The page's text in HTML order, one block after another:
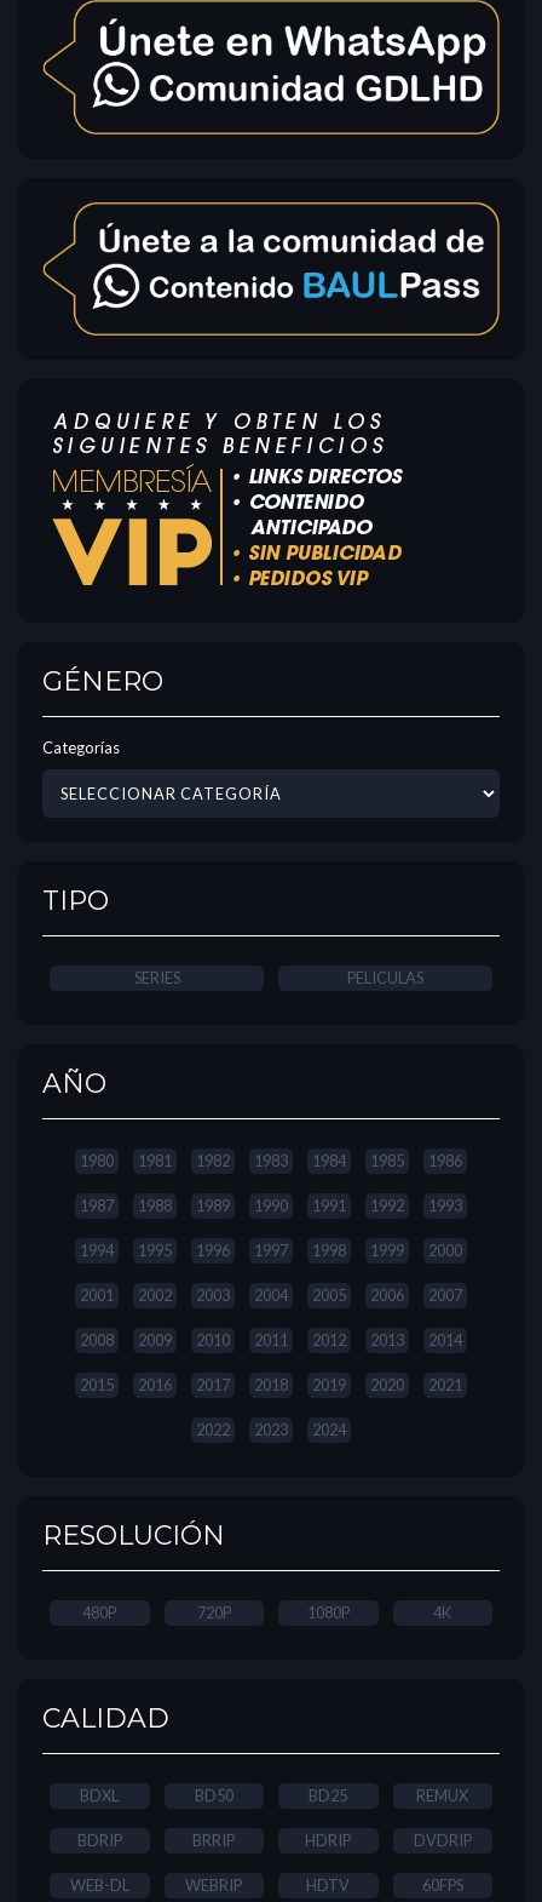
GÉNERO
Categorías
TIPO
SERIES PELICULAS
AÑO
1980 1981 1982 1983 1984 1985 1986
1987 1988 1989 1990 1991 1992 1993
1994 1995 1996 1997 1998 1999 2000
2001 2002 2003 2004 2005 2006 2007
2008 2009 2010 2011 2012 2013 2014
2015 2016 2017 2018 2019 2020 2021
2022 2023 2024
RESOLUCIÓN
480P 720P 1080P 4K
CALIDAD
BDXL BD50 BD25 REMUX
BDRIP BRRIP HDRIP DVDRIP
WEB-DL WEBRIP HDTV 60FPS